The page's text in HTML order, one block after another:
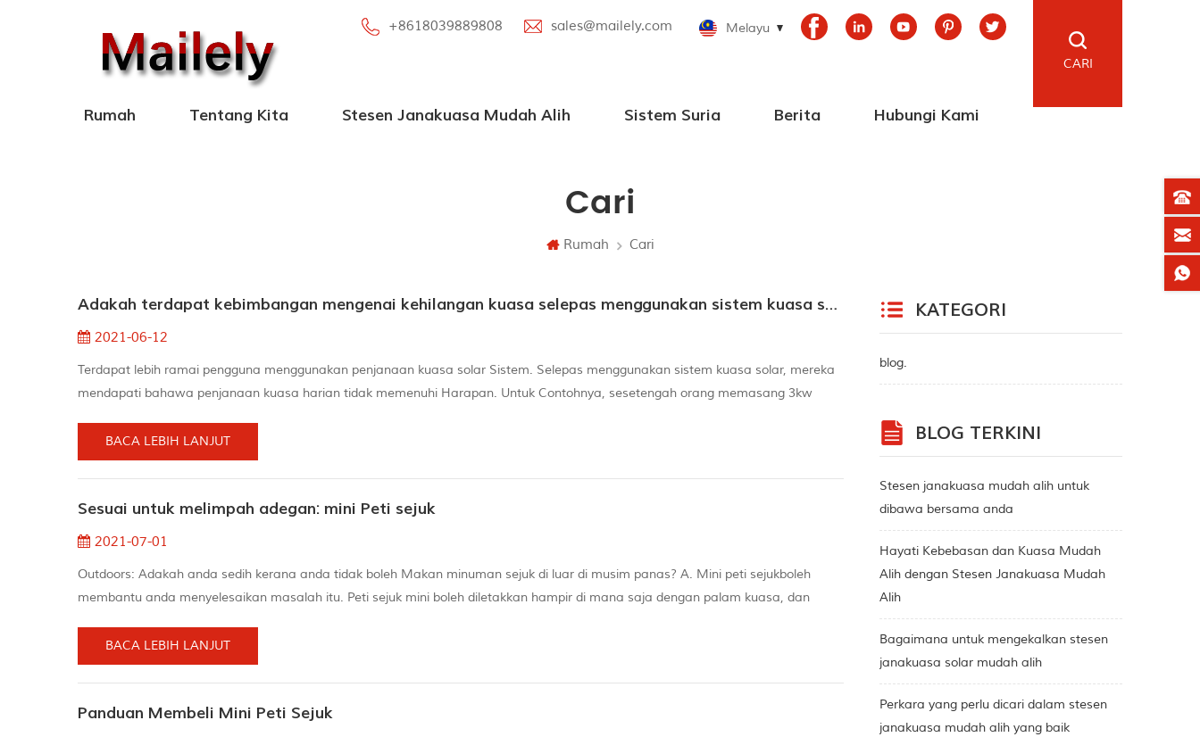
+8618039889808 sales@mailely.com Melayu
CARI
Rumah Tentang Kita Stesen Janakuasa Mudah Alih Sistem Suria Berita Hubungi Kami
Cari
Rumah Cari
Adakah terdapat kebimbangan mengenai kehilangan kuasa selepas menggunakan sistem kuasa solar
2021-06-12
Terdapat lebih ramai pengguna menggunakan penjanaan kuasa solar Sistem. Selepas menggunakan sistem kuasa solar, mereka
mendapati bahawa penjanaan kuasa harian tidak memenuhi Harapan. Untuk Contohnya, sesetengah orang memasang 3kw
Elektrik? Terdapat berikut aspek: Voltan wayar b...
BACA LEBIH LANJUT
Sesuai untuk melimpah adegan: mini Peti sejuk
2021-07-01
Outdoors: Adakah anda sedih kerana anda tidak boleh Makan minuman sejuk di luar di musim panas? A. Mini peti sejukboleh
membantu anda menyelesaikan masalah itu. Peti sejuk mini boleh diletakkan hampir di mana saja dengan palam kuasa, dan
selesa dan mudah. ​​ Garaj atau studio luar ...
BACA LEBIH LANJUT
Panduan Membeli Mini Peti Sejuk
KATEGORI
blog.
BLOG TERKINI
Stesen janakuasa mudah alih untuk
dibawa bersama anda
Hayati Kebebasan dan Kuasa Mudah
Alih dengan Stesen Janakuasa Mudah
Alih
Bagaimana untuk mengekalkan stesen
janakuasa solar mudah alih
Perkara yang perlu dicari dalam stesen
janakuasa mudah alih yang baik